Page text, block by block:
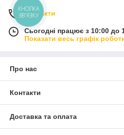
Контакти
Сьогодні працює з 10:00 до
Показати весь графік
Про нас
Контакти
Доставка та оплата
КНОПКА
ЗВ'ЯЗКУ